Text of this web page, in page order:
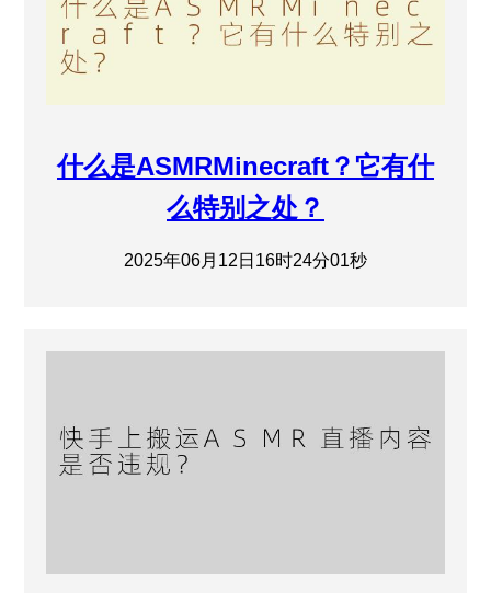
什么是ASMRMinecraft？它有什
么特别之处？
2025年06月12日16时24分01秒